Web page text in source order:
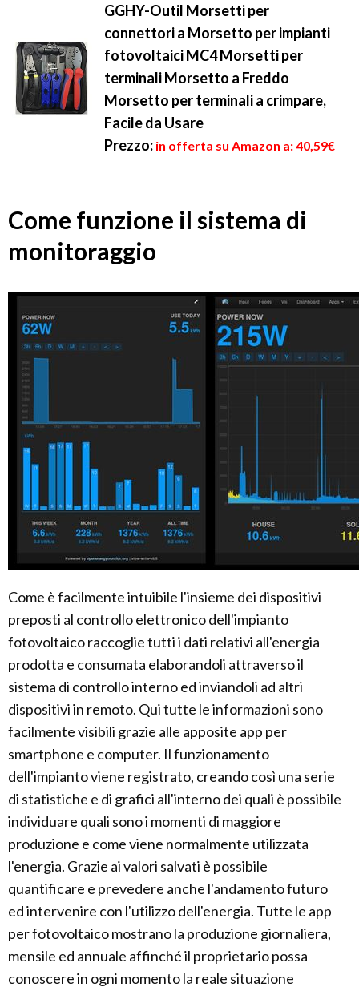
GGHY-Outil Morsetti per
connettori a Morsetto per impianti
fotovoltaici MC4 Morsetti per
terminali Morsetto a Freddo
Morsetto per terminali a crimpare,
Facile da Usare
Prezzo: in offerta su Amazon a: 40,59€
Come funzione il sistema di
monitoraggio
Come è facilmente intuibile l'insieme dei dispositivi
preposti al controllo elettronico dell'impianto
fotovoltaico raccoglie tutti i dati relativi all'energia
prodotta e consumata elaborandoli attraverso il
sistema di controllo interno ed inviandoli ad altri
dispositivi in remoto. Qui tutte le informazioni sono
facilmente visibili grazie alle apposite app per
smartphone e computer. Il funzionamento
dell'impianto viene registrato, creando così una serie
di statistiche e di grafici all'interno dei quali è possibile
individuare quali sono i momenti di maggiore
produzione e come viene normalmente utilizzata
l'energia. Grazie ai valori salvati è possibile
quantificare e prevedere anche l'andamento futuro
ed intervenire con l'utilizzo dell'energia. Tutte le app
per fotovoltaico mostrano la produzione giornaliera,
mensile ed annuale affinché il proprietario possa
conoscere in ogni momento la reale situazione